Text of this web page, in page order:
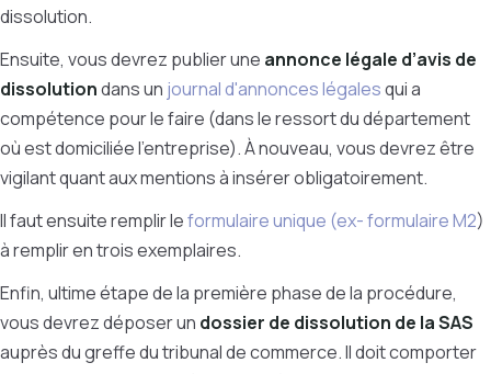
dissolution.
Ensuite, vous devrez publier une annonce légale d’avis de
dissolutiondans un journal d'annonces légalesqui a
compétence pour le faire (dans le ressort du département
où est domiciliée l’entreprise). À nouveau, vous devrez être
vigilant quant aux mentions à insérer obligatoirement.
Il faut ensuite remplir leformulaire unique (ex- formulaire M2)
à remplir en trois exemplaires.
Enfin, ultime étape de la première phase de la procédure,
vous devrez déposer un dossier de dissolution de la SAS
auprès du greffe du tribunal de commerce. Il doit comporter